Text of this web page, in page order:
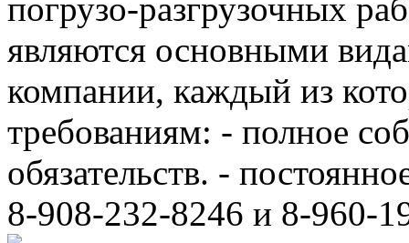
погрузо-разгрузочных
являются основными
компании, каждый из
требованиям: - полное
обязательств. -
8-908-232-8246 и 8-960-